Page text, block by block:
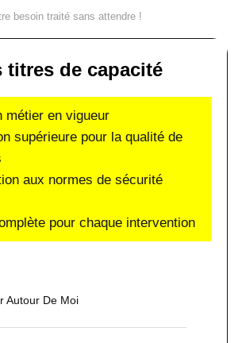
besoin traité sans attendre !
titres de capacité
métier en vigueur
supérieure pour la qualité de
aux normes de sécurité
pour chaque intervention
Autour De Moi